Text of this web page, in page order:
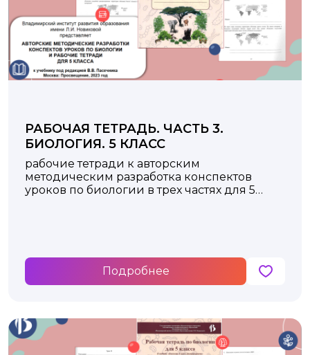
РАБОЧАЯ ТЕТРАДЬ. ЧАСТЬ 3.
БИОЛОГИЯ. 5 КЛАСС
рабочие тетради к авторским
методическим разработка конспектов
уроков по биологии в трех частях для 5
Подробнее